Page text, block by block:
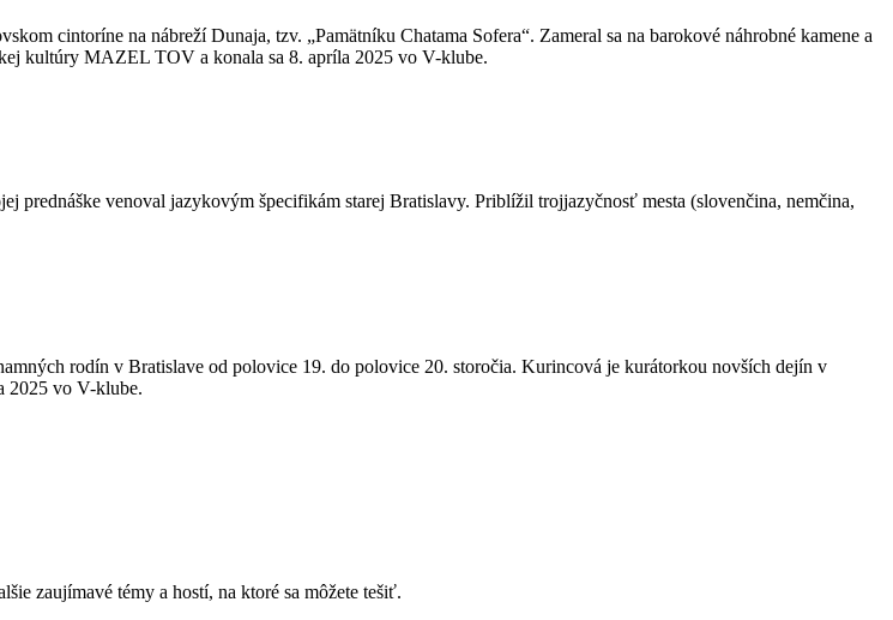
cintoríne na nábreží Dunaja, tzv. „Pamätníku Chatama Sofera“. Zameral sa na barokové náhrobné kamene a
kultúry MAZEL TOV a konala sa 8. apríla 2025 vo V-klube.
venoval jazykovým špecifikám starej Bratislavy. Priblížil trojjazyčnosť mesta (slovenčina, nemčina,
rodín v Bratislave od polovice 19. do polovice 20. storočia. Kurincová je kurátorkou novších dejín v
2025 vo V-klube.
zaujímavé témy a hostí, na ktoré sa môžete tešiť.